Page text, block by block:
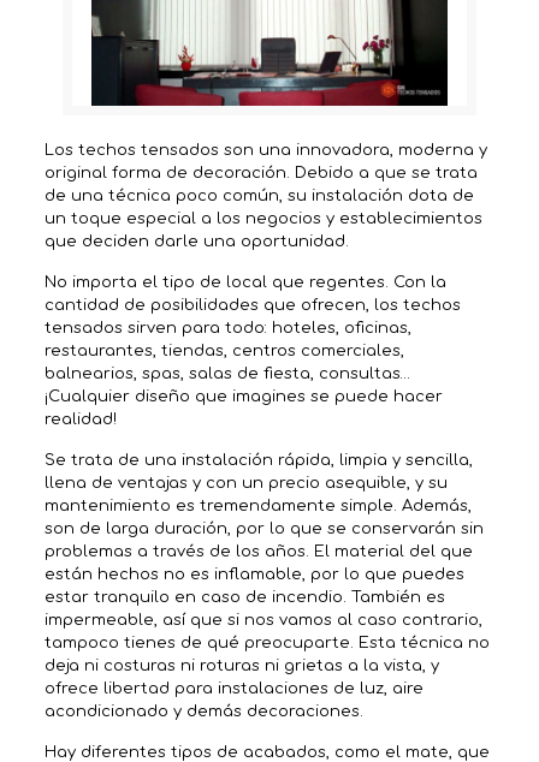
Los techos tensados son una innovadora, moderna y
original forma de decoración. Debido a que se trata
de una técnica poco común, su instalación dota de
un toque especial a los negocios y establecimientos
que deciden darle una oportunidad.
No importa el tipo de local que regentes. Con la
cantidad de posibilidades que ofrecen, los techos
tensados sirven para todo: hoteles, oficinas,
restaurantes, tiendas, centros comerciales,
balnearios, spas, salas de fiesta, consultas…
¡Cualquier diseño que imagines se puede hacer
realidad!
Se trata de una instalación rápida, limpia y sencilla,
llena de ventajas y con un precio asequible, y su
mantenimiento es tremendamente simple. Además,
son de larga duración, por lo que se conservarán sin
problemas a través de los años. El material del que
están hechos no es inflamable, por lo que puedes
estar tranquilo en caso de incendio. También es
impermeable, así que si nos vamos al caso contrario,
tampoco tienes de qué preocuparte. Esta técnica no
deja ni costuras ni roturas ni grietas a la vista, y
ofrece libertad para instalaciones de luz, aire
acondicionado y demás decoraciones.
Hay diferentes tipos de acabados, como el mate, que